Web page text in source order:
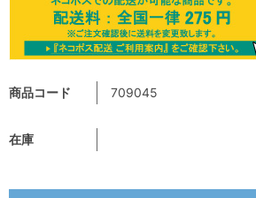
商品コード 709045
在庫